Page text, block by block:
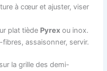
à cœur et ajuster, viser
plat tiède Pyrex ou inox.
assaisonner, servir.
la grille des demi-